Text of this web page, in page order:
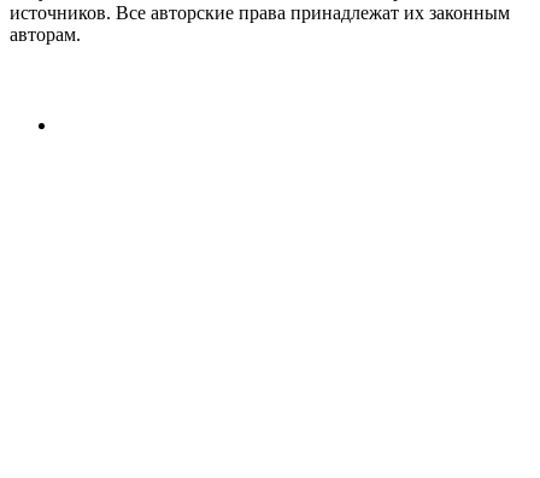
источников. Все авторские права принадлежат их законным
авторам.